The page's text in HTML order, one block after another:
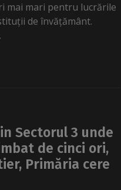
mai mari pentru lucrările
de învățământ.
Sectorul 3 unde
de cinci ori,
Primăria cere